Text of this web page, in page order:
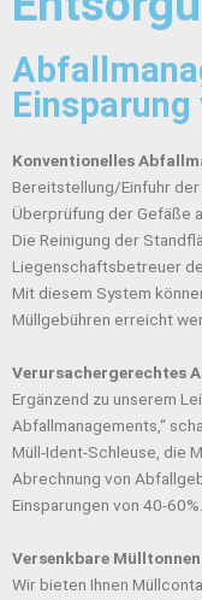
Konventionelles
Bereitstellung/Einfuhr
Überprüfung der Gefäße
Die Reinigung der
Liegenschaftsbetreuer
Mit diesem System
Müllgebühren erreicht
Verursachergerechtes
Ergänzend zu unserem
Abfallmanagements,“
Müll-Ident-Schleuse, die
Abrechnung von
Einsparungen von 40-60%.
Versenkbare
Wir bieten Ihnen